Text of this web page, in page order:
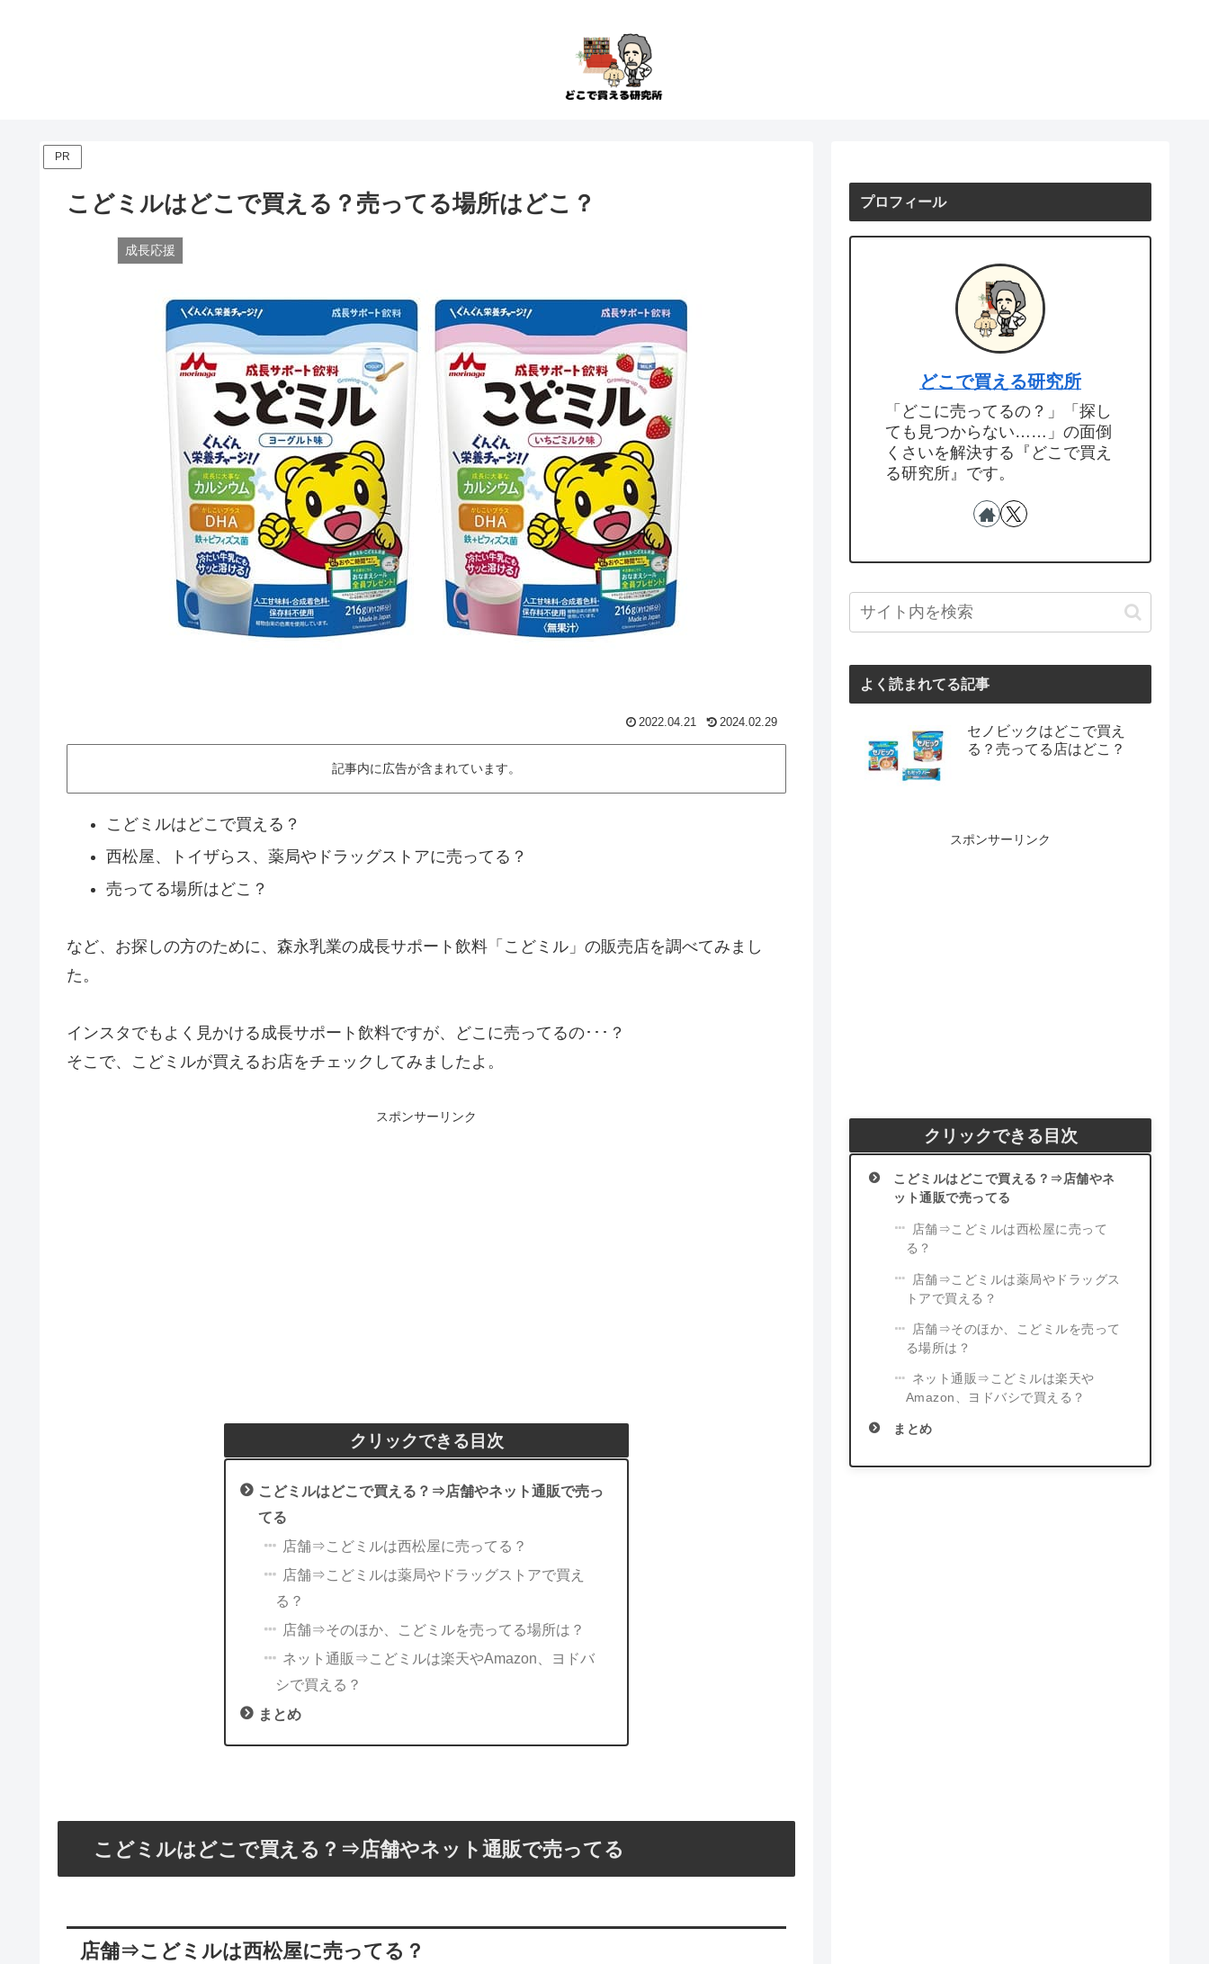
PR
こどミルはどこで買える？売ってる場所はどこ？
成長応援
2022.04.21 2024.02.29
記事内に広告が含まれています。
こどミルはどこで買える？
西松屋、トイザらス、薬局やドラッグストアに売ってる？
売ってる場所はどこ？
など、お探しの方のために、森永乳業の成長サポート飲料「こどミル」の販売店を調べてみまし
た。
インスタでもよく見かける成長サポート飲料ですが、どこに売ってるの･･･？
そこで、こどミルが買えるお店をチェックしてみましたよ。
スポンサーリンク
クリックできる目次
こどミルはどこで買える？⇒店舗やネット通販で売っ
てる
店舗⇒こどミルは西松屋に売ってる？
店舗⇒こどミルは薬局やドラッグストアで買え
る？
店舗⇒そのほか、こどミルを売ってる場所は？
ネット通販⇒こどミルは楽天やAmazon、ヨドバ
シで買える？
まとめ
こどミルはどこで買える？⇒店舗やネット通販で売ってる
店舗⇒こどミルは西松屋に売ってる？
プロフィール
どこで買える研究所
「どこに売ってるの？」「探し
ても見つからない……」の面倒
くさいを解決する『どこで買え
る研究所』です。
よく読まれてる記事
セノビックはどこで買え
る？売ってる店はどこ？
スポンサーリンク
クリックできる目次
こどミルはどこで買える？⇒店舗やネ
ット通販で売ってる
店舗⇒こどミルは西松屋に売って
る？
店舗⇒こどミルは薬局やドラッグス
トアで買える？
店舗⇒そのほか、こどミルを売って
る場所は？
ネット通販⇒こどミルは楽天や
Amazon、ヨドバシで買える？
まとめ